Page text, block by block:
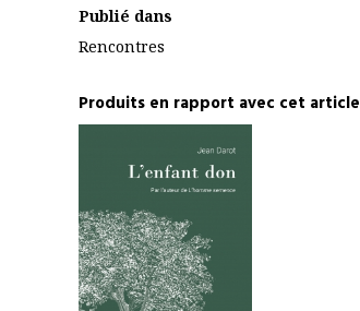
Publié dans
Rencontres
Produits en rapport avec cet article